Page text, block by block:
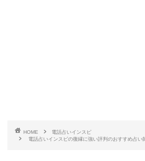
HOME
電話占いインスピ
電話占いインスピの復縁に強い評判のおすすめ占い